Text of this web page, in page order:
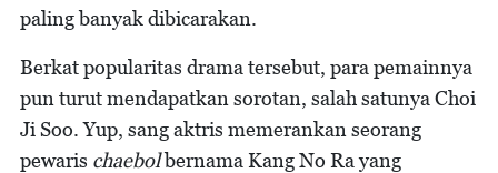
paling banyak dibicarakan.
Berkat popularitas drama tersebut, para pemainnya
pun turut mendapatkan sorotan, salah satunya Choi
Ji Soo. Yup, sang aktris memerankan seorang
pewaris chaebolbernama Kang No Ra yang